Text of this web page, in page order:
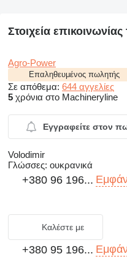
Στοιχεία
Agro-Power
Επαληθευμένος πωλητής
Σε απόθεμα: 644 αγγελίες
5 χρόνια στο Machineryline
Εγγραφείτε στον
Volodimir
Γλώσσες: ουκρανικά
+380 96 196...
Καλέστε με
+380 95 196...